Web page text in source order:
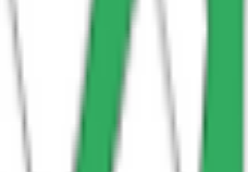
gjort krav på denne siden. Det